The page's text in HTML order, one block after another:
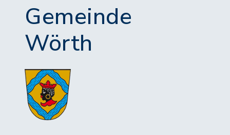
Gemeinde
Wörth